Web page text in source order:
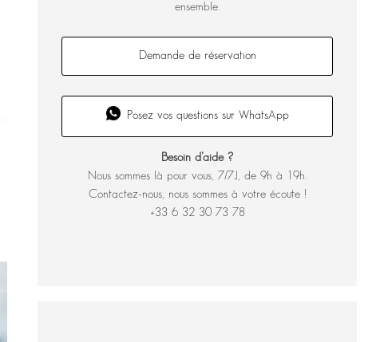
ensemble.
Demande de réservation
Posez vos questions sur WhatsApp
Besoin d’aide ?
Nous sommes là pour vous, 7/7J, de 9h à 19h.
Contactez-nous, nous sommes à votre écoute !
+33 6 32 30 73 78